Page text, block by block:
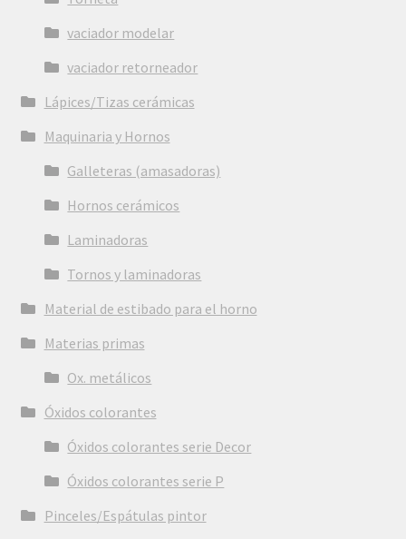
vaciador modelar
vaciador retorneador
Lápices/Tizas cerámicas
Maquinaria y Hornos
Galleteras (amasadoras)
Hornos cerámicos
Laminadoras
Tornos y laminadoras
Material de estibado para el horno
Materias primas
Ox. metálicos
Óxidos colorantes
Óxidos colorantes serie Decor
Óxidos colorantes serie P
Pinceles/Espátulas pintor